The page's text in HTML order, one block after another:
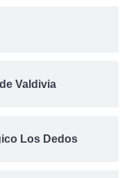
Valdivia
Los Dedos